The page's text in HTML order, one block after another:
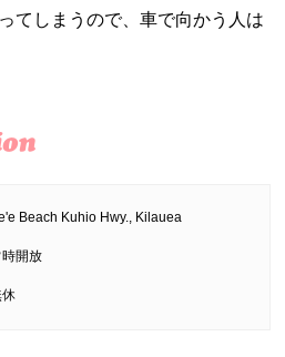
てしまうので、車で向かう人は
Beach Kuhio Hwy., Kilauea
時開放
休